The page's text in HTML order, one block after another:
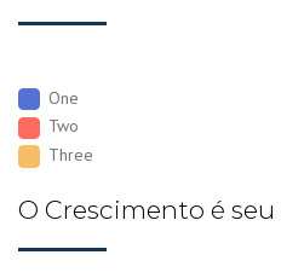
One
Two
Three
O Crescimento é